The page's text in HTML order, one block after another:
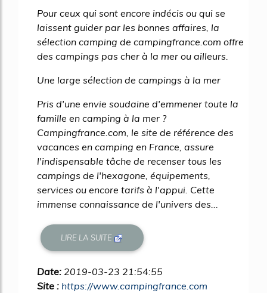
Pour ceux qui sont encore indécis ou qui se
laissent guider par les bonnes affaires, la
sélection camping de campingfrance.com offre
des campings pas cher à la mer ou ailleurs.
Une large sélection de campings à la mer
Pris d'une envie soudaine d'emmener toute la
famille en camping à la mer ?
Campingfrance.com, le site de référence des
vacances en camping en France, assure
l'indispensable tâche de recenser tous les
campings de l'hexagone, équipements,
services ou encore tarifs à l'appui. Cette
immense connaissance de l'univers des...
LIRE LA SUITE
Date: 2019-03-23 21:54:55
Site : https://www.campingfrance.com